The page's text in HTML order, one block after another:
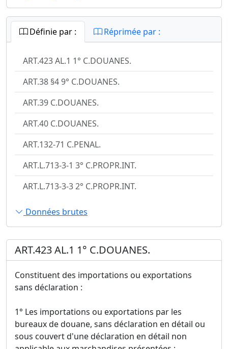
Définie par : Réprimée par :
ART.423 AL.1 1° C.DOUANES.
ART.38 §4 9° C.DOUANES.
ART.39 C.DOUANES.
ART.40 C.DOUANES.
ART.132-71 C.PENAL.
ART.L.713-3-1 3° C.PROPR.INT.
ART.L.713-3-3 2° C.PROPR.INT.
Données brutes
ART.423 AL.1 1° C.DOUANES.
Constituent des importations ou exportations
sans déclaration :
1° Les importations ou exportations par les
bureaux de douane, sans déclaration en détail ou
sous couvert d'une déclaration en détail non